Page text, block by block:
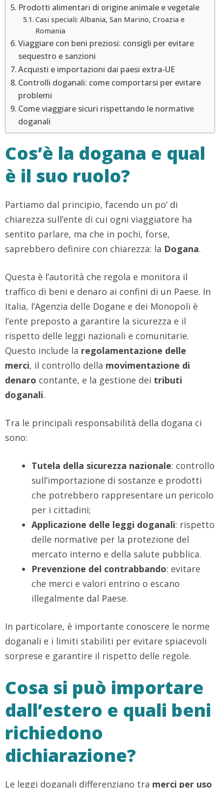
Prodotti alimentari di origine animale e vegetale
Casi speciali: Albania, San Marino, Croazia e
Romania
Viaggiare con beni preziosi: consigli per evitare
sequestro e sanzioni
Acquisti e importazioni dai paesi extra-UE
Controlli doganali: come comportarsi per evitare
problemi
Come viaggiare sicuri rispettando le normative
doganali
Cos’è la dogana e qual
è il suo ruolo?
Partiamo dal principio, facendo un po’ di
chiarezza sull’ente di cui ogni viaggiatore ha
sentito parlare, ma che in pochi, forse,
saprebbero definire con chiarezza: la Dogana.
Questa è l’autorità che regola e monitora il
traffico di beni e denaro ai confini di un Paese. In
Italia, l’Agenzia delle Dogane e dei Monopoli è
l’ente preposto a garantire la sicurezza e il
rispetto delle leggi nazionali e comunitarie.
Questo include la regolamentazione delle
merci, il controllo della movimentazione di
denaro contante, e la gestione dei tributi
doganali.
Tra le principali responsabilità della dogana ci
sono:
Tutela della sicurezza nazionale: controllo
sull’importazione di sostanze e prodotti
che potrebbero rappresentare un pericolo
per i cittadini;
Applicazione delle leggi doganali: rispetto
delle normative per la protezione del
mercato interno e della salute pubblica.
Prevenzione del contrabbando: evitare
che merci e valori entrino o escano
illegalmente dal Paese.
In particolare, è importante conoscere le norme
doganali e i limiti stabiliti per evitare spiacevoli
sorprese e garantire il rispetto delle regole.
Cosa si può importare
dall’estero e quali beni
richiedono
dichiarazione?
Le leggi doganali differenziano tra merci per uso